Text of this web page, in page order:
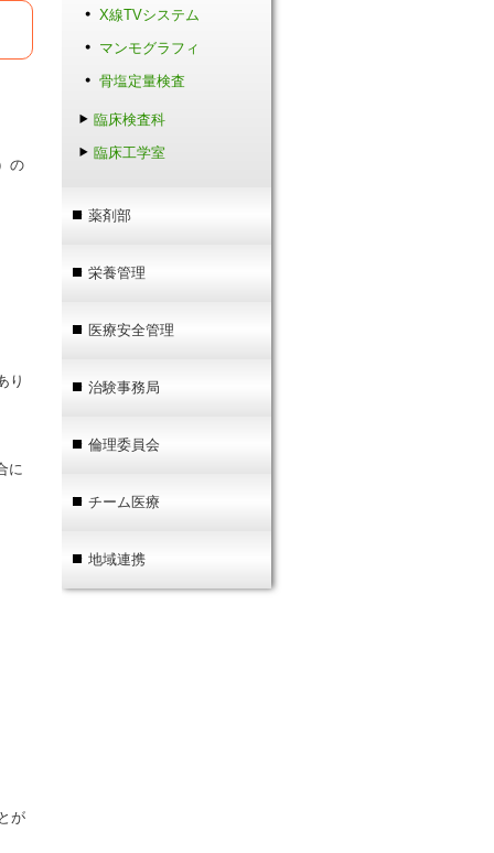
の
り
に
が
X線TVシステム
マンモグラフィ
骨塩定量検査
臨床検査科
臨床工学室
薬剤部
栄養管理
医療安全管理
治験事務局
倫理委員会
チーム医療
地域連携